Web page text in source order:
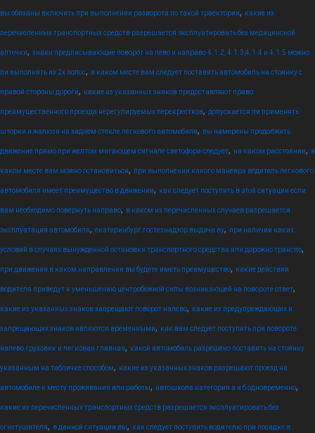
вы обязаны включить при выполнении разворота по такой траектории, какие из
перечисленных транспортных средств разрешается эксплуатировать без медицинской
аптечки, знаки предписывающие поворот на лево и направо 4.1.2, 4.1.3,4.1.4 и 4.1.5 можно
ли выполнять из 2х полос, в каком месте вам следует поставить автомобиль на стоянку с
правой стороны дороги, какие из указанных знаков предоставляют право
преимущественного проезда нерегулируемых перекрестков, допускается ли применять
шторки и жалюзи на заднем стекле легкового автомобиля, вы намерены продолжить
движение прямо при желтом мигающем сигнале светофора следует, на каком расстоянии, в
каком месте вам можно остановиться, при выполнении какого маневра водитель легкового
автомобиля имеет преимущество в движении, как следует поступить в этой ситуации если
вам необходимо повернуть направо, в каком из перечисленных случаев разрешается
эксплуатация автомобиля, екатеринбург гостехнадзор выдача ву, при наличии каких
условий в случаях вынужденной остановки транспортного средства или дорожно транспо,
при движении в каком направлении вы будете иметь преимущество, какие действия
водителя приведут к уменьшению центробежной силы возникающей на повороте ответ,
какие из указанных знаков запрещают поворот налево, какие из предупреждающих и
запрещающих знаков являются временными, как вам следует поступить при повороте
налево грузовик и легковая главная, какой автомобиль разрешено поставить на стоянку
указанным на табличке способом, какие из указанных знаков разрешают проезд на
автомобиле к месту проживания или работы, автошкола категория а и б одновременно,
какие из перечисленных транспортных средств разрешается эксплуатировать без
огнетушителя, в данной ситуации вы, как следует поступить водителю при посадке в